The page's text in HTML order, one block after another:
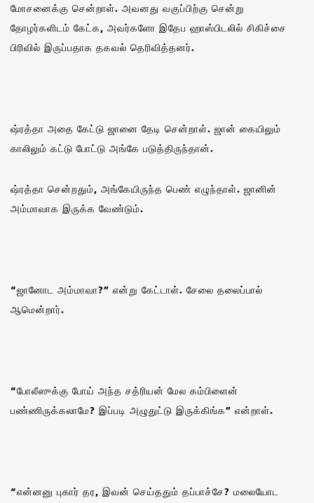
மோசனைக்கு சென்றாள். அவனது வகுப்பிற்கு சென்று
தோழர்களிடம் கேட்க, அவர்களோ இதேப ஹாஸ்பிடலில் சிகிச்சை
பிரிவில் இருப்பதாக தகவல் தெரிவித்தனர்.
ஷ்ரத்தா அதை கேட்டு ஜானை தேடி சென்றாள். ஜான் கையிலும்
காலிலும் கட்டு போட்டு அங்கே படுத்திருந்தான்.
ஷ்ரத்தா சென்றதும், அங்கேயிருந்த பெண் எழுந்தாள். ஜானின்
அம்மாவாக இருக்க வேண்டும்.
“ஜானோட அம்மாவா?” என்று கேட்டாள். சேலை தலைப்பால்
ஆமென்றார்.
“போலீஸுக்கு போய் அந்த சத்ரியன் மேல கம்பிளைன்
பண்ணிருக்கலாமே? இப்படி அழுதுட்டு இருக்கிங்க” என்றாள்.
“என்னனு புகார் தர, இவன் செய்ததும் தப்பாச்சே? மலையோட